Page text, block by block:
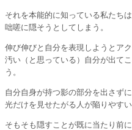
それを本能的に知っている私たちは
咄嗟に隠そうとしてしまう。
伸び伸びと自分を表現しようとア
汚い（と思っている）自分が出て
う。
自分自身が持つ影の部分を出さずに
光だけを見せたがる人が陥りやすい
そもそも隠すことが既に当たり前に